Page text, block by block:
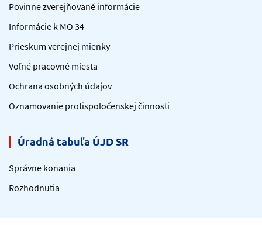
Povinne zverejňované informácie
Informácie k MO 34
Prieskum verejnej mienky
Voľné pracovné miesta
Ochrana osobných údajov
Oznamovanie protispoločenskej činnosti
Úradná tabuľa ÚJD SR
Správne konania
Rozhodnutia